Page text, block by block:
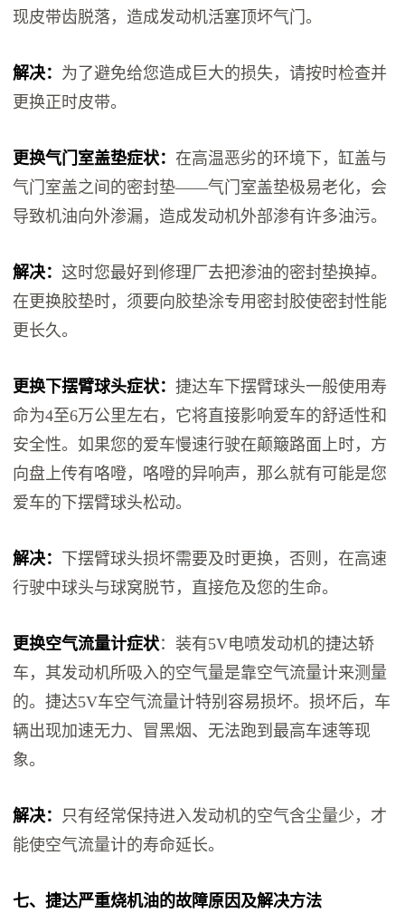
现皮带齿脱落，造成发动机活塞顶坏气门。
解决： 为了避免给您造成巨大的损失，请按时检查并
更换正时皮带。
更换气门室盖垫症状：在高温恶劣的环境下，缸盖与
气门室盖之间的密封垫——气门室盖垫极易老化，会
导致机油向外渗漏，造成发动机外部渗有许多油污。
解决： 这时您最好到修理厂去把渗油的密封垫换掉。
在更换胶垫时，须要向胶垫涂专用密封胶使密封性能
更长久。
更换下摆臂球头症状：捷达车下摆臂球头一般使用寿
命为4至6万公里左右，它将直接影响爱车的舒适性和
安全性。如果您的爱车慢速行驶在颠簸路面上时，方
向盘上传有咯噔，咯噔的异响声，那么就有可能是您
爱车的下摆臂球头松动。
解决：
下摆臂球头损坏需要及时更换，否则，在高速
行驶中球头与球窝脱节，直接危及您的生命。
更换空气流量计症状：装有5V电喷发动机的捷达轿
车，其发动机所吸入的空气量是靠空气流量计来测量
的。捷达5V车空气流量计特别容易损坏。损坏后，车
辆出现加速无力、冒黑烟、无法跑到最高车速等现
象。
解决： 只有经常保持进入发动机的空气含尘量少，才
能使空气流量计的寿命延长。
七、捷达严重烧机油的故障原因及解决方法